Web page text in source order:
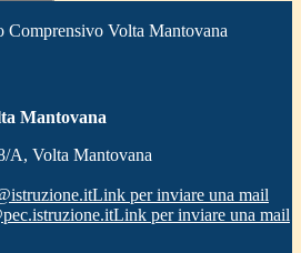
Comprensivo Volta Mantovana
Mantovana
A, Volta Mantovana
Link per inviare una mail
Link per inviare una mail